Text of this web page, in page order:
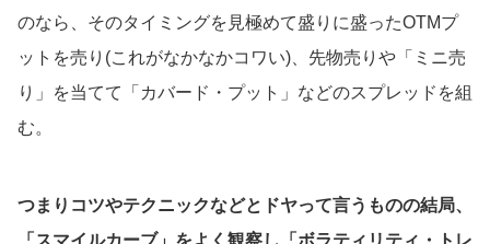
のなら、そのタイミングを見極めて盛りに盛ったOTMプ
ットを売り(これがなかなかコワい)、先物売りや「ミニ売
り」を当てて「カバード・プット」などのスプレッドを組
む。
つまりコツやテクニックなどとドヤって言うものの結局、
「スマイルカーブ」をよく観察し「ボラティリティ・トレ